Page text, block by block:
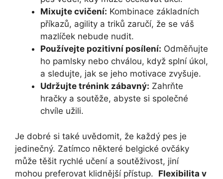
Mixujte cvičení: Kombinace‌ základních
příkazů, ‍agility a triků‍ zaručí, že se váš​
mazlíček nebude nudit.
Používejte ​pozitivní posílení: Odměňujte
ho pamlsky nebo chválou, když splní úkol,
​a sledujte, jak ‍se jeho motivace zvyšuje.
Udržujte trénink zábavný: Zahrňte
hračky a soutěže,⁣ abyste si společné​
chvíle užili.
Je dobré si také uvědomit, že každý pes​ je
jedinečný. Zatímco některé belgické ovčáky
⁤může těšit rychlé​ učení a ‍soutěživost, jiní
mohou preferovat klidnější přístup. ⁤ Flexibilita⁤ v